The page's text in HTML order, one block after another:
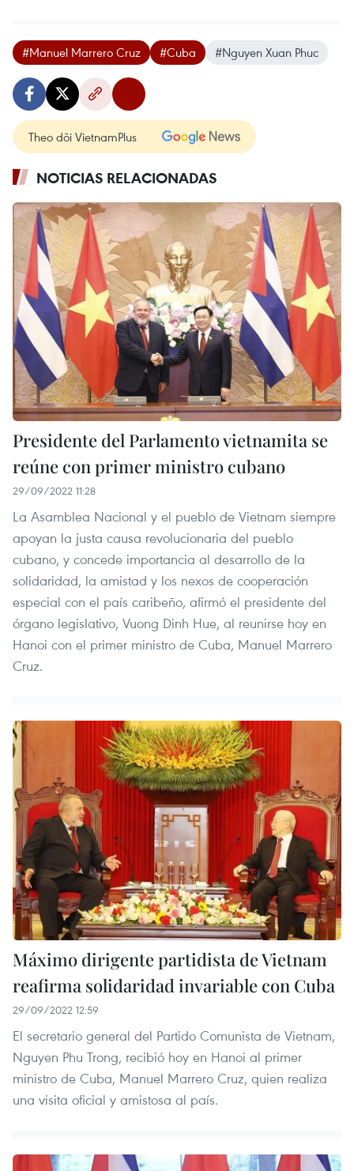
#Manuel Marrero Cruz #Cuba #Nguyen Xuan Phuc
Theo dõi VietnamPlus
NOTICIAS RELACIONADAS
Presidente del Parlamento vietnamita se
reúne con primer ministro cubano
29/09/2022 11:28
La Asamblea Nacional y el pueblo de Vietnam siempre
apoyan la justa causa revolucionaria del pueblo
cubano, y concede importancia al desarrollo de la
solidaridad, la amistad y los nexos de cooperación
especial con el país caribeño, afirmó el presidente del
órgano legislativo, Vuong Dinh Hue, al reunirse hoy en
Hanoi con el primer ministro de Cuba, Manuel Marrero
Cruz.
Máximo dirigente partidista de Vietnam
reafirma solidaridad invariable con Cuba
29/09/2022 12:59
El secretario general del Partido Comunista de Vietnam,
Nguyen Phu Trong, recibió hoy en Hanoi al primer
ministro de Cuba, Manuel Marrero Cruz, quien realiza
una visita oficial y amistosa al país.